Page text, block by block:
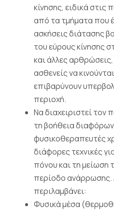
κίνησης, ειδικά
από τα τμήματα που
ασκήσεις διάτασης
του εύρους κίνησης
και άλλες
ασθενείς να
επιβαρύνουν
περιοχή.
Να διαχειριστεί τον
τη βοήθεια
φυσικοθεραπευτές
διάφορες τεχνικές
πόνου και τη μείωση
περίοδο ανάρρωσης.
περιλαμβάνει:
Φυσικά μέσα